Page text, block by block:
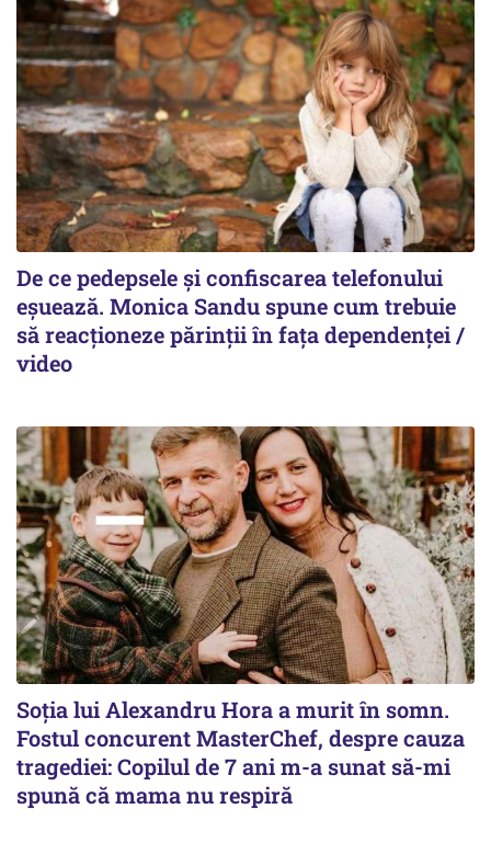
De ce pedepsele și confiscarea telefonului
eșuează. Monica Sandu spune cum trebuie
să reacționeze părinții în fața dependenței /
video
Soția lui Alexandru Hora a murit în somn.
Fostul concurent MasterChef, despre cauza
tragediei: Copilul de 7 ani m-a sunat să-mi
spună că mama nu respiră